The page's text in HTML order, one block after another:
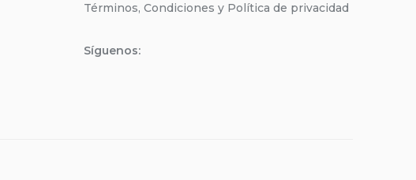
Términos, Condiciones y Política de privacidad
Síguenos: